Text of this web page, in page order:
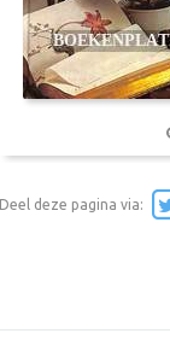
Deel deze pagina via: